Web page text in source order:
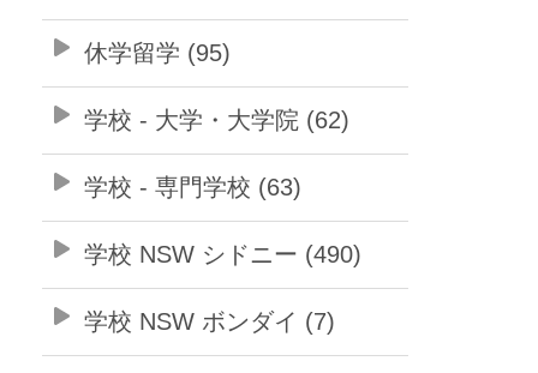
休学留学 (95)
学校 - 大学・大学院 (62)
学校 - 専門学校 (63)
学校 NSW シドニー (490)
学校 NSW ボンダイ (7)